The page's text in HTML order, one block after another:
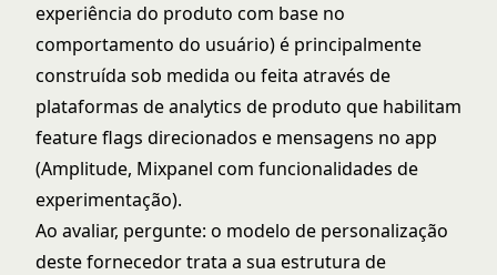
experiência do produto com base no
comportamento do usuário) é principalmente
construída sob medida ou feita através de
plataformas de analytics de produto que habilitam
feature flags direcionados e mensagens no app
(Amplitude, Mixpanel com funcionalidades de
experimentação).
Ao avaliar, pergunte: o modelo de personalização
deste fornecedor trata a sua estrutura de